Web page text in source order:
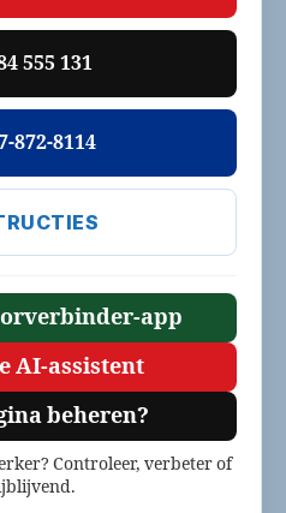
555 131
872-8114
app
AI-assistent
beheren?
Controleer, verbeter of